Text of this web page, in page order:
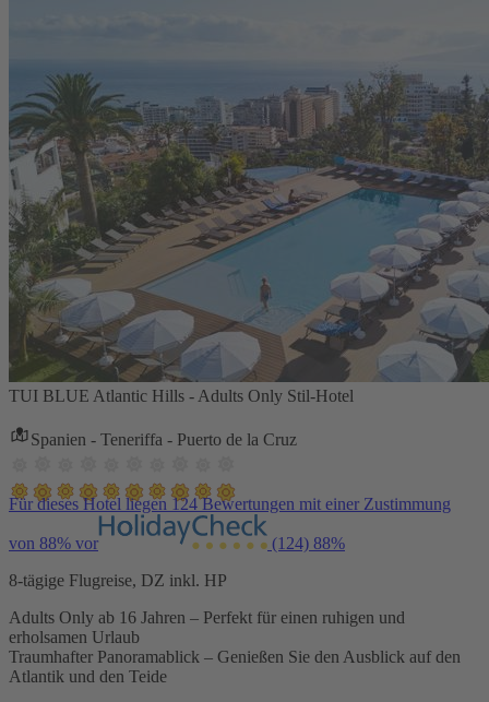
TUI BLUE Atlantic Hills - Adults Only Stil-Hotel
Spanien - Teneriffa - Puerto de la Cruz
Für dieses Hotel liegen 124 Bewertungen mit einer Zustimmung
von 88% vor (124) 88%
8-tägige Flugreise, DZ inkl. HP
Adults Only ab 16 Jahren – Perfekt für einen ruhigen und
erholsamen Urlaub
Traumhafter Panoramablick – Genießen Sie den Ausblick auf den
Atlantik und den Teide